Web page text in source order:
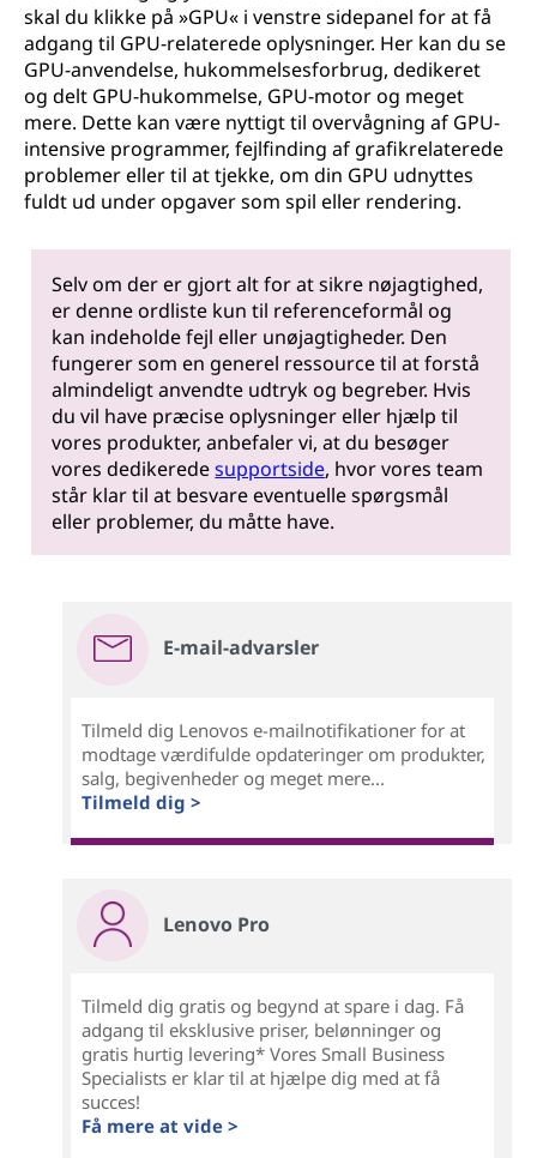
skal du klikke på »GPU« i venstre sidepanel for at få
adgang til GPU-relaterede oplysninger. Her kan du se
GPU-anvendelse, hukommelsesforbrug, dedikeret
og delt GPU-hukommelse, GPU-motor og meget
mere. Dette kan være nyttigt til overvågning af GPU-
intensive programmer, fejlfinding af grafikrelaterede
problemer eller til at tjekke, om din GPU udnyttes
fuldt ud under opgaver som spil eller rendering.
Selv om der er gjort alt for at sikre nøjagtighed,
er denne ordliste kun til referenceformål og
kan indeholde fejl eller unøjagtigheder. Den
fungerer som en generel ressource til at forstå
almindeligt anvendte udtryk og begreber. Hvis
du vil have præcise oplysninger eller hjælp til
vores produkter, anbefaler vi, at du besøger
vores dedikeredesupportside, hvor vores team
står klar til at besvare eventuelle spørgsmål
eller problemer, du måtte have.
E-mail-advarsler
Tilmeld dig Lenovos e-mailnotifikationer for at
modtage værdifulde opdateringer om produkter,
salg, begivenheder og meget mere...
Tilmeld dig >
Lenovo Pro
Tilmeld dig gratis og begynd at spare i dag. Få
adgang til eksklusive priser, belønninger og
gratis hurtig levering* Vores Small Business
Specialists er klar til at hjælpe dig med at få
succes!
Få mere at vide >